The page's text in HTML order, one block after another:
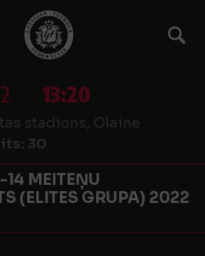
13:20
stadions, Olaine
30
MEITEŅU
(ELITES GRUPA) 2022